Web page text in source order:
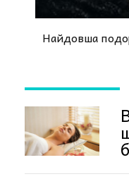
Найдовша